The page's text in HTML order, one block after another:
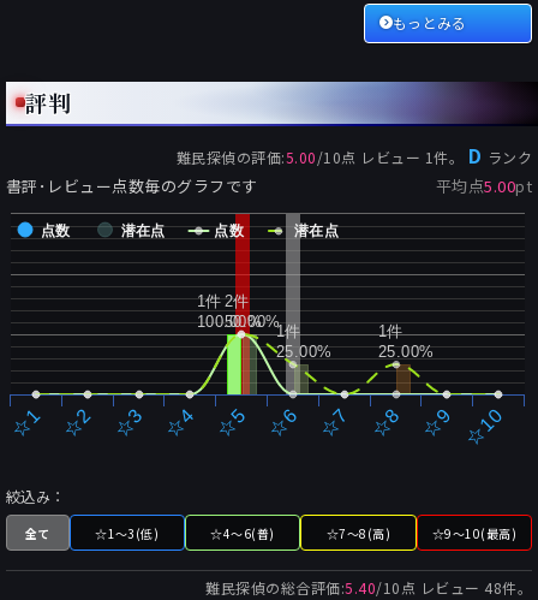
もっとみる
評判
難民探偵の評価:5.00/10点 レビュー 1件。 D ランク
書評･レビュー点数毎のグラフです 平均点5.00pt
点数 潜在点 点数 潜在点
☆1 ☆2 ☆3 ☆4 ☆5 ☆6 ☆7 ☆8 ☆9 ☆10
1件
100.00%
2件
50.00%
1件
25.00%
1件
25.00%
絞込み：
全て ☆1～3(低) ☆4～6(普) ☆7～8(高) ☆9～10(最高)
難民探偵の総合評価:5.40/10点 レビュー 48件。